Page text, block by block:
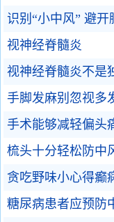
识别“小中风” 避开
视神经脊髓炎
视神经脊髓炎不是
手脚发麻别忽视多
手术能够减轻偏头
梳头十分轻松防中
贪吃野味小心得癫
糖尿病患者应预防